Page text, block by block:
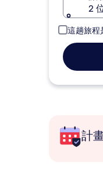
2
這趟旅程
計